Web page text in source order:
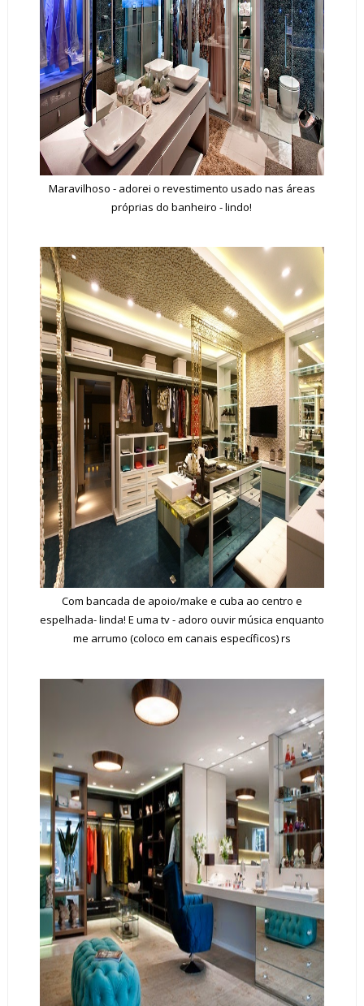
Maravilhoso - adorei o revestimento usado nas áreas
próprias do banheiro - lindo!
Com bancada de apoio/make e cuba ao centro e
espelhada- linda! E uma tv - adoro ouvir música enquanto
me arrumo (coloco em canais específicos) rs